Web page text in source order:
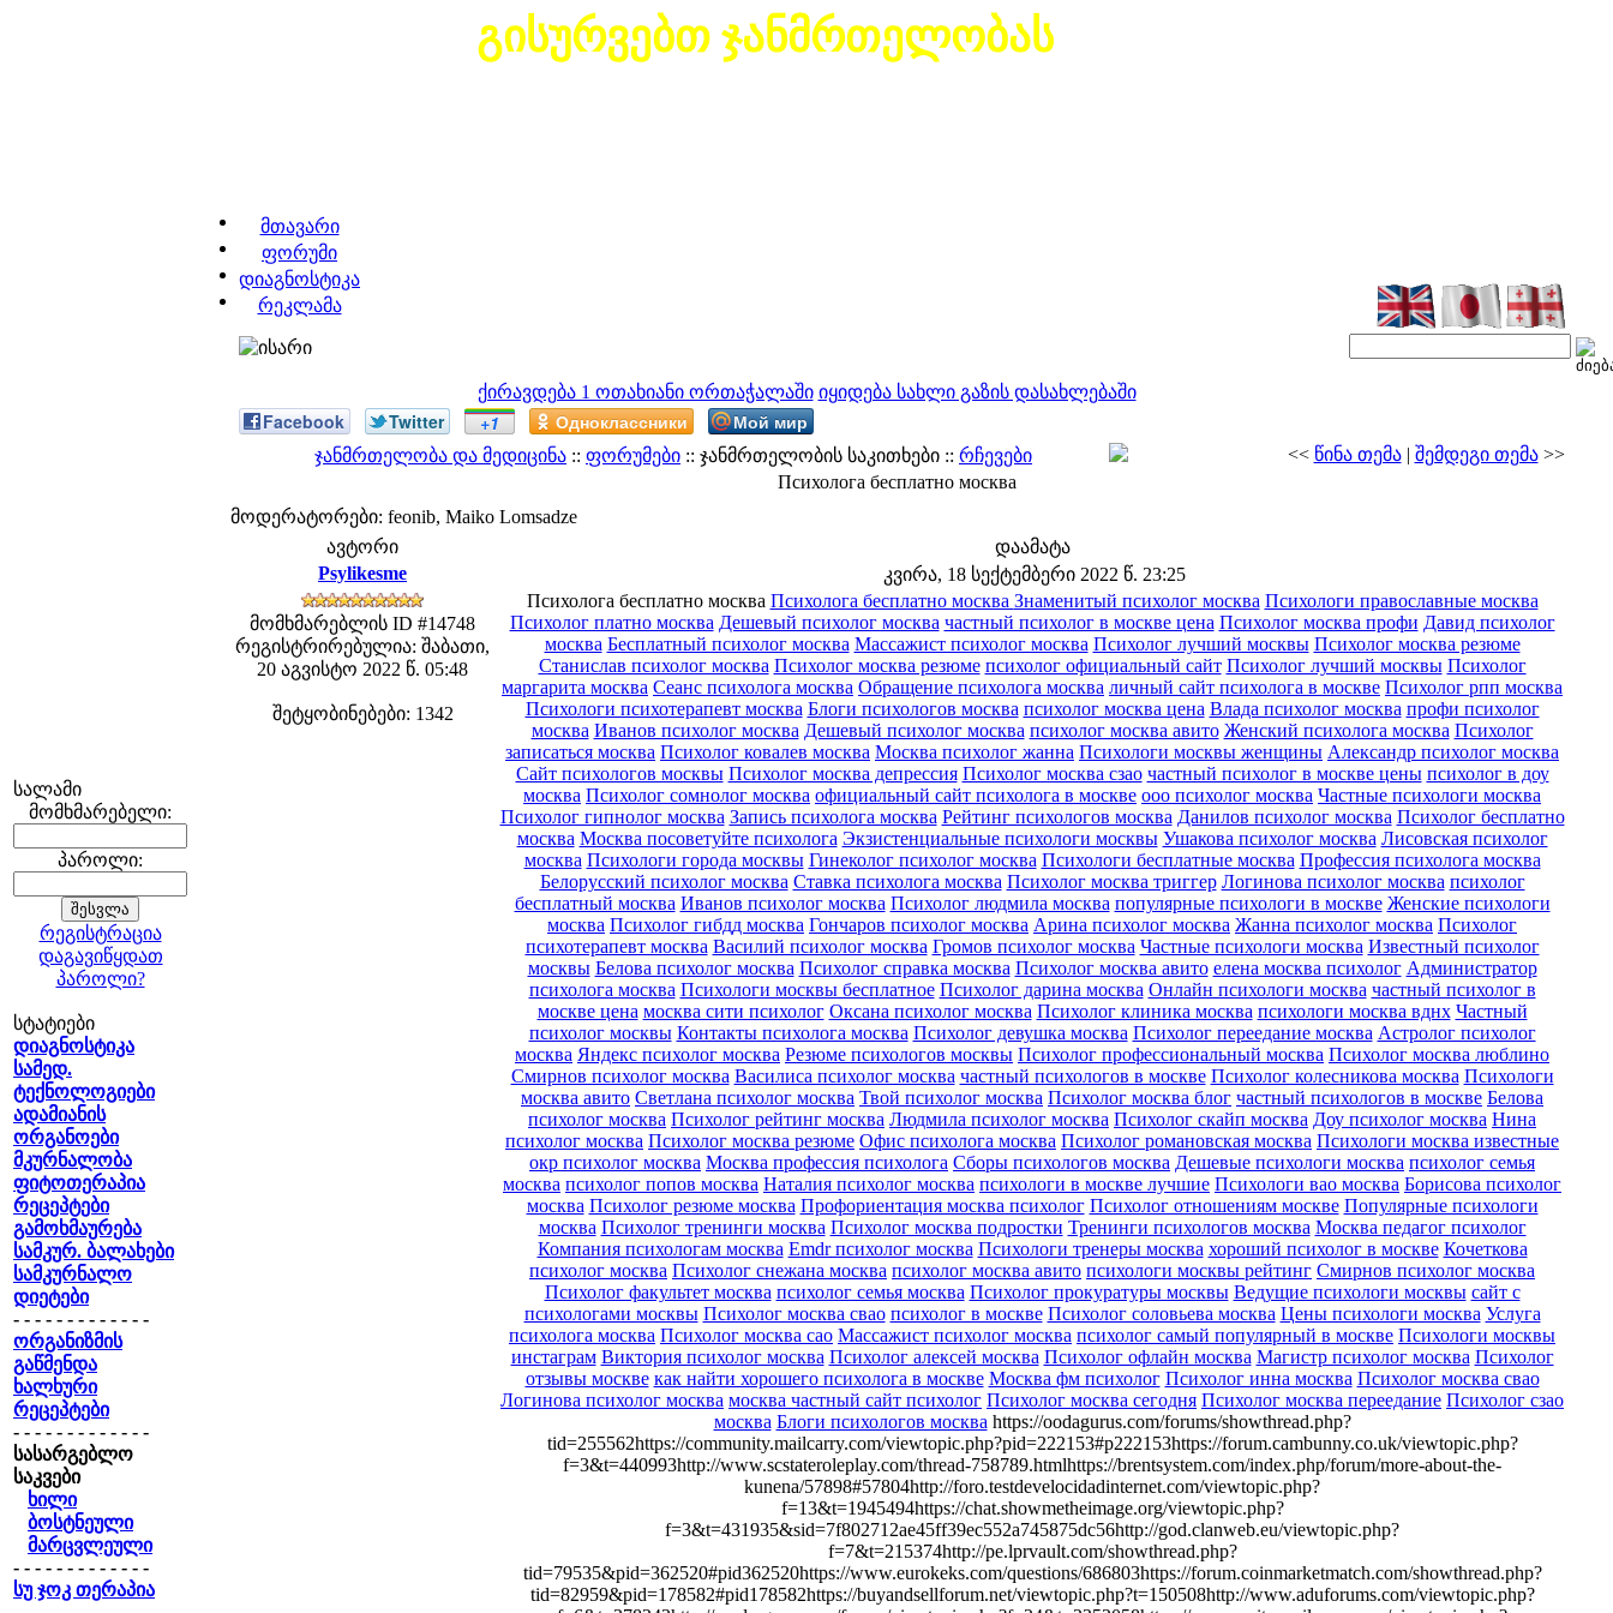
გისურვებთ ჯანმრთელობას
მთავარი
ფორუმი
დიაგნოსტიკა
რეკლამა
ქირავდება 1 ოთახიანი ორთაჭალაში იყიდება სახლი გაზის დასახლებაში
სალამი
მომხმარებელი:
პაროლი:
რეგისტრაცია
დაგავიწყდათ
პაროლი?
სტატიები
დიაგნოსტიკა
სამედ.
ტექნოლოგიები
ადამიანის
ორგანოები
მკურნალობა
ფიტოთერაპია
რეცეპტები
გამოხმაურება
სამკურ. ბალახები
სამკურნალო
დიეტები
- - - - - - - - - - - - -
ორგანიზმის
გაწმენდა
ხალხური
რეცეპტები
- - - - - - - - - - - - -
სასარგებლო
საკვები
ხილი
ბოსტნეული
მარცვლეული
- - - - - - - - - - - - -
სუ ჯოკ თერაპია
Facebook Twitter +1 Одноклассники Мой мир
ჯანმრთელობა და მედიცინა :: ფორუმები :: ჯანმრთელობის საკითხები :: რჩევები << წინა თემა| შემდეგი თემა>>
Психолога бесплатно москва
მოდერატორები: feonib, Maiko Lomsadze
ავტორი
დაამატა
Psylikesme
კვირა, 18 სექტემბერი 2022 წ. 23:25
მომხმარებლის ID #14748
რეგისტრირებულია: შაბათი,
20 აგვისტო 2022 წ. 05:48
შეტყობინებები: 1342
Психолога бесплатно москва Психолога бесплатно москва Знаменитый психолог москва Психологи православные москва
Психолог платно москва Дешевый психолог москва частный психолог в москве цена Психолог москва профи Давид психолог
москва Бесплатный психолог москва Массажист психолог москва Психолог лучший москвы Психолог москва резюме
Станислав психолог москва Психолог москва резюме психолог официальный сайт Психолог лучший москвы Психолог
маргарита москва Сеанс психолога москва Обращение психолога москва личный сайт психолога в москве Психолог рпп москва
Психологи психотерапевт москва Блоги психологов москва психолог москва цена Влада психолог москва профи психолог
москва Иванов психолог москва Дешевый психолог москва психолог москва авито Женский психолога москва Психолог
записаться москва Психолог ковалев москва Москва психолог жанна Психологи москвы женщины Александр психолог москва
Сайт психологов москвы Психолог москва депрессия Психолог москва сзао частный психолог в москве цены психолог в доу
москва Психолог сомнолог москва официальный сайт психолога в москве ооо психолог москва Частные психологи москва
Психолог гипнолог москва Запись психолога москва Рейтинг психологов москва Данилов психолог москва Психолог бесплатно
москва Москва посоветуйте психолога Экзистенциальные психологи москвы Ушакова психолог москва Лисовская психолог
москва Психологи города москвы Гинеколог психолог москва Психологи бесплатные москва Профессия психолога москва
Белорусский психолог москва Ставка психолога москва Психолог москва триггер Логинова психолог москва психолог
бесплатный москва Иванов психолог москва Психолог людмила москва популярные психологи в москве Женские психологи
москва Психолог гибдд москва Гончаров психолог москва Арина психолог москва Жанна психолог москва Психолог
психотерапевт москва Василий психолог москва Громов психолог москва Частные психологи москва Известный психолог
москвы Белова психолог москва Психолог справка москва Психолог москва авито елена москва психолог Администратор
психолога москва Психологи москвы бесплатное Психолог дарина москва Онлайн психологи москва частный психолог в
москве цена москва сити психолог Оксана психолог москва Психолог клиника москва психологи москва вднх Частный
психолог москвы Контакты психолога москва Психолог девушка москва Психолог переедание москва Астролог психолог
москва Яндекс психолог москва Резюме психологов москвы Психолог профессиональный москва Психолог москва люблино
Смирнов психолог москва Василиса психолог москва частный психологов в москве Психолог колесникова москва Психологи
москва авито Светлана психолог москва Твой психолог москва Психолог москва блог частный психологов в москве Белова
психолог москва Психолог рейтинг москва Людмила психолог москва Психолог скайп москва Доу психолог москва Нина
психолог москва Психолог москва резюме Офис психолога москва Психолог романовская москва Психологи москва известные
окр психолог москва Москва профессия психолога Сборы психологов москва Дешевые психологи москва психолог семья
москва психолог попов москва Наталия психолог москва психологи в москве лучшие Психологи вао москва Борисова психолог
москва Психолог резюме москва Профориентация москва психолог Психолог отношениям москве Популярные психологи
москва Психолог тренинги москва Психолог москва подростки Тренинги психологов москва Москва педагог психолог
Компания психологам москва Emdr психолог москва Психологи тренеры москва хороший психолог в москве Кочеткова
психолог москва Психолог снежана москва психолог москва авито психологи москвы рейтинг Смирнов психолог москва
Психолог факультет москва психолог семья москва Психолог прокуратуры москвы Ведущие психологи москвы сайт с
психологами москвы Психолог москва свао психолог в москве Психолог соловьева москва Цены психологи москва Услуга
психолога москва Психолог москва сао Массажист психолог москва психолог самый популярный в москве Психологи москвы
инстаграм Виктория психолог москва Психолог алексей москва Психолог офлайн москва Магистр психолог москва Психолог
отзывы москве как найти хорошего психолога в москве Москва фм психолог Психолог инна москва Психолог москва свао
Логинова психолог москва москва частный сайт психолог Психолог москва сегодня Психолог москва переедание Психолог сзао
москва Блоги психологов москва https://oodagurus.com/forums/showthread.php?
tid=255562https://community.mailcarry.com/viewtopic.php?pid=222153#p222153https://forum.cambunny.co.uk/viewtopic.php?
f=3&t=440993http://www.scstateroleplay.com/thread-758789.htmlhttps://brentsystem.com/index.php/forum/more-about-the-
kunena/57898#57804http://foro.testdevelocidadinternet.com/viewtopic.php?
f=13&t=1945494https://chat.showmetheimage.org/viewtopic.php?
f=3&t=431935&sid=7f802712ae45ff39ec552a745875dc56http://god.clanweb.eu/viewtopic.php?
f=7&t=215374http://pe.lprvault.com/showthread.php?
tid=79535&pid=362520#pid362520https://www.eurokeks.com/questions/686803https://forum.coinmarketmatch.com/showthread.php?
tid=82959&pid=178582#pid178582https://buyandsellforum.net/viewtopic.php?t=150508http://www.aduforums.com/viewtopic.php?